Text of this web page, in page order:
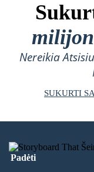
Nereikia
SUKURTI
Padėti